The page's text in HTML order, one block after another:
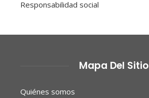
Responsabilidad social
Mapa Del Sitio
Quiénes somos